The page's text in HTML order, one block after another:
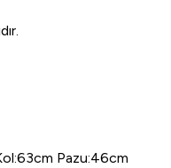
Pazu:46cm